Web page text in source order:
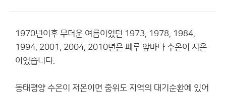
1970년이후 무더운 여름이었던 1973, 1978, 1984,
1994, 2001, 2004, 2010년은 페루 앞바다 수온이 저온
이었습니다.
동태평양 수온이 저온이면 중위도 지역의 대기순환에 있어